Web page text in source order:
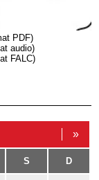
PDF)
audio)
FALC)
»
S D